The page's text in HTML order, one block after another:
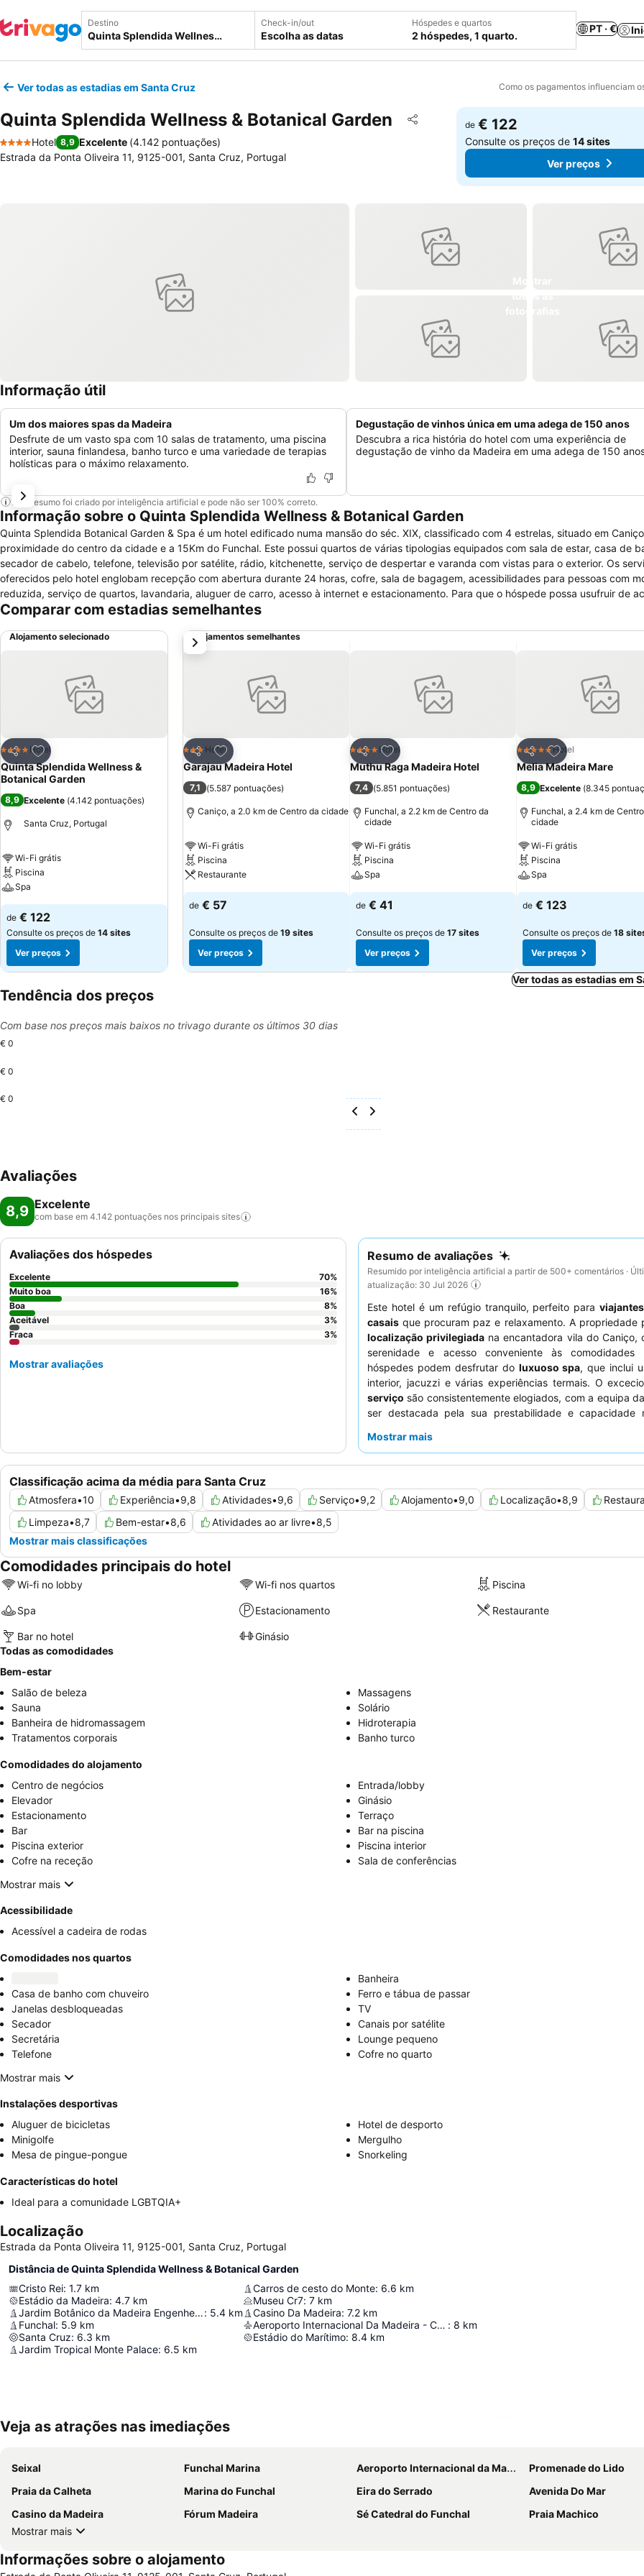
Destino Check-in/out
Escolha as datas
Hóspedes e quartos
2 hóspedes, 1 quarto.
PT · €
Ver todas as estadias em Santa Cruz Como os pagamentos influenciam
Quinta Splendida Wellness & Botanical Garden Partilhar
Adicionar aos favoritos
4 Estrelas
Hotel 8,9 Excelente (4.142 pontuações)
Estrada da Ponta Oliveira 11, 9125-001, Santa Cruz, Portugal
de € 122
Consulte os preços de14 sites
Ver preços
Informação útil
Um dos maiores spas da Madeira
Desfrute de um vasto spa com 10 salas de tratamento, uma piscina
interior, sauna finlandesa, banho turco e uma variedade de terapias
holísticas para o máximo relaxamento.
Degustação de vinhos única em uma adega de 150 anos
Descubra a rica história do hotel com uma experiência de
degustação de vinho da Madeira em uma adega de 150
Este resumo foi criado por inteligência artificial e pode não ser 100% correto.
Informação sobre o Quinta Splendida Wellness & Botanical Garden
Quinta Splendida Botanical Garden & Spa é um hotel edificado numa mansão do séc. XIX, classificado com 4 estrelas, situado em
proximidade do centro da cidade e a 15Km do Funchal. Este possui quartos de várias tipologias equipados com sala de estar, casa de
secador de cabelo, telefone, televisão por satélite, rádio, kitchenette, serviço de despertar e varanda com vistas para o exterior. Os
oferecidos pelo hotel englobam recepção com abertura durante 24 horas, cofre, sala de bagagem, acessibilidades para pessoas com
reduzida, serviço de quartos, lavandaria, aluguer de carro, acesso à internet e estacionamento. Para que o hóspede possa usufruir de
lazer, o hotel oferece restaurante, bar, sauna, sala de ginástica, sala de jogos, SPA, aluguer de bicicleta e piscina. Em termos de
Comparar com estadias semelhantes
Alojamento selecionado
Partilhar
Adicionar aos favoritos
4 EstrelasHotel
Quinta Splendida Wellness &
Botanical Garden
8,9 Excelente (4.142 pontuações)
Santa Cruz, Portugal
Wi-Fi grátis
Piscina
Spa
de € 122
Consulte os preços de 14 sites
Ver preços
Alojamentos semelhantes
Partilhar
Adicionar aos favoritos
3 Estrelas
Hotel
Garajau Madeira Hotel
7,1 (5.587 pontuações)
Caniço, a 2.0 km de Centro da cidade
Wi-Fi grátis
Piscina
Restaurante
de € 57
Consulte os preços de 19 sites
Ver preços
Partilhar
Adicionar aos favoritos
4 EstrelasHotel
Muthu Raga Madeira Hotel
7,4 (5.851 pontuações)
Funchal, a 2.2 km de Centro da
cidade
Wi-Fi grátis
Piscina
Spa
de € 41
Consulte os preços de 17 sites
Ver preços
Partilhar
Adicionar aos
5 EstrelasHotel
Melia Madeira Mare
8,9 Excelente (8.345
Funchal, a 2.4 km de
cidade
Wi-Fi grátis
Piscina
Spa
de € 123
Consulte os preços de 18
Ver preços
próximo
Ver todas as estadias em
Tendência dos preços
Com base nos preços mais baixos no trivago durante os últimos 30 dias
€ 0
€ 0
€ 0
Avaliações
8,9 Excelente
com base em 4.142 pontuações nos principais sites
Resumo de avaliações
Resumido por inteligência artificial a partir de 500+ comentários ·
atualização: 30 Jul 2026
Este hotel é um refúgio tranquilo, perfeito para
casais que procuram paz e relaxamento. A propriedade
localização privilegiada na encantadora vila do Caniço,
serenidade e acesso conveniente às comodidades
hóspedes podem desfrutar do luxuoso spa, que inclui
interior, jacuzzi e várias experiências termais. O
serviço são consistentemente elogiados, com a equipa
ser destacada pela sua prestabilidade e capacidade
quarto comvista da varanda
Mostrar mais
Classificação acima da média para Santa Cruz
Atmosfera•10 Experiência•9,8 Atividades•9,6 Serviço•9,2 Alojamento•9,0 Localização•8,9
Limpeza•8,7 Bem-estar•8,6 Atividades ao ar livre•8,5
Mostrar mais classificações
Avaliações dos hóspedes
Excelente 70%
Muito boa
16%
Boa
8%
Aceitável
3%
Fraca
3%
Mostrar avaliações
Comodidades principais do hotel
Wi-fi no lobby Wi-fi nos quartos Piscina
Spa Estacionamento Restaurante
Bar no hotel
Ginásio
Todas as comodidades
Bem-estar
Salão de beleza
Massagens
Sauna
Solário
Banheira de hidromassagem
Hidroterapia
Tratamentos corporais
Banho turco
Comodidades do alojamento
Centro de negócios
Entrada/lobby
Elevador
Ginásio
Estacionamento
Terraço
Bar
Bar na piscina
Piscina exterior
Piscina interior
Cofre na receção
Sala de conferências
Mostrar mais
Acessibilidade
Acessível a cadeira de rodas
Comodidades nos quartos
Banheira
Casa de banho com chuveiro
Ferro e tábua de passar
Janelas desbloqueadas
TV
Secador
Canais por satélite
Secretária
Lounge pequeno
Telefone
Cofre no quarto
Mostrar mais
Instalações desportivas
Aluguer de bicicletas
Hotel de desporto
Minigolfe
Mergulho
Mesa de pingue-pongue
Snorkeling
Características do hotel
Ideal para a comunidade LGBTQIA+
Localização
Estrada da Ponta Oliveira 11, 9125-001, Santa Cruz, Portugal
Distância de Quinta Splendida Wellness & Botanical Garden
Cristo Rei: 1.7 km
Estádio da Madeira: 4.7 km
Jardim Botânico da Madeira Engenheiro Rui Vieira: 5.4 km
Funchal: 5.9 km
Santa Cruz: 6.3 km
Jardim Tropical Monte Palace: 6.5 km
Carros de cesto do Monte: 6.6 km
Museu Cr7: 7 km
Casino Da Madeira: 7.2 km
Aeroporto Internacional Da Madeira - Cristiano Ronaldo : 8 km
Estádio do Marítimo: 8.4 km
Veja as atrações nas imediações
Seixal Funchal Marina Aeroporto Internacional da Madeira Cristiano Ronaldo
Promenade do Lido
Praia da Calheta
Marina do Funchal Eira do Serrado
Avenida Do Mar
Casino da Madeira
Fórum Madeira Sé Catedral do Funchal
Praia Machico
Mostrar mais
Informações sobre o alojamento